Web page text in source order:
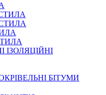
ІЗОЛЯЦІЙНІ
БІТУМИ